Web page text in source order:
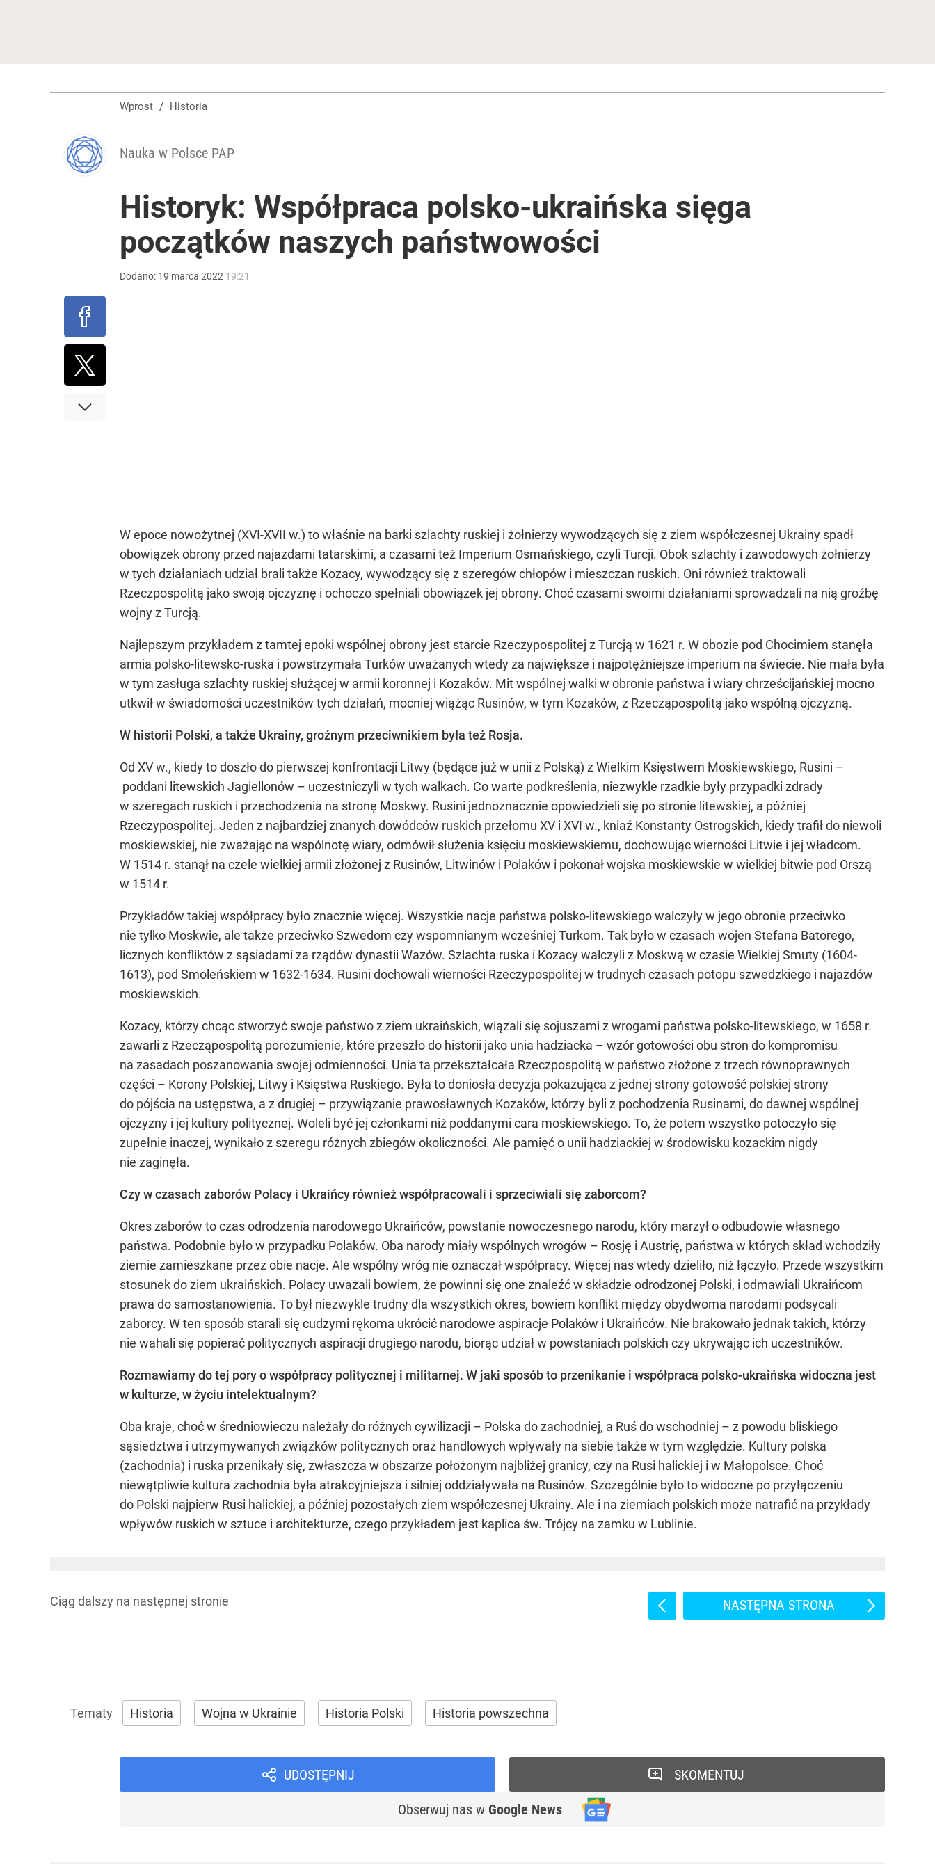
Wprost / Historia
Nauka w Polsce PAP
Historyk: Współpraca polsko-ukraińska sięga
początków naszych państwowości
Dodano: 19 marca 2022 19:21
W epoce nowożytnej (XVI-XVII w.) to właśnie na barki szlachty ruskiej i żołnierzy wywodzących się z ziem współczesnej Ukrainy spadł
obowiązek obrony przed najazdami tatarskimi, a czasami też Imperium Osmańskiego, czyli Turcji. Obok szlachty i zawodowych żołnierzy
w tych działaniach udział brali także Kozacy, wywodzący się z szeregów chłopów i mieszczan ruskich. Oni również traktowali
Rzeczpospolitą jako swoją ojczyznę i ochoczo spełniali obowiązek jej obrony. Choć czasami swoimi działaniami sprowadzali na nią groźbę
wojny z Turcją.
Najlepszym przykładem z tamtej epoki wspólnej obrony jest starcie Rzeczypospolitej z Turcją w 1621 r. W obozie pod Chocimiem stanęła
armia polsko-litewsko-ruska i powstrzymała Turków uważanych wtedy za największe i najpotężniejsze imperium na świecie. Nie mała była
w tym zasługa szlachty ruskiej służącej w armii koronnej i Kozaków. Mit wspólnej walki w obronie państwa i wiary chrześcijańskiej mocno
utkwił w świadomości uczestników tych działań, mocniej wiążąc Rusinów, w tym Kozaków, z Rzecząpospolitą jako wspólną ojczyzną.
W historii Polski, a także Ukrainy, groźnym przeciwnikiem była też Rosja.
Od XV w., kiedy to doszło do pierwszej konfrontacji Litwy (będące już w unii z Polską) z Wielkim Księstwem Moskiewskiego, Rusini –
poddani litewskich Jagiellonów – uczestniczyli w tych walkach. Co warte podkreślenia, niezwykle rzadkie były przypadki zdrady
w szeregach ruskich i przechodzenia na stronę Moskwy. Rusini jednoznacznie opowiedzieli się po stronie litewskiej, a później
Rzeczypospolitej. Jeden z najbardziej znanych dowódców ruskich przełomu XV i XVI w., kniaź Konstanty Ostrogskich, kiedy trafił do niewoli
moskiewskiej, nie zważając na wspólnotę wiary, odmówił służenia księciu moskiewskiemu, dochowując wierności Litwie i jej władcom.
W 1514 r. stanął na czele wielkiej armii złożonej z Rusinów, Litwinów i Polaków i pokonał wojska moskiewskie w wielkiej bitwie pod Orszą
w 1514 r.
Przykładów takiej współpracy było znacznie więcej. Wszystkie nacje państwa polsko-litewskiego walczyły w jego obronie przeciwko
nie tylko Moskwie, ale także przeciwko Szwedom czy wspomnianym wcześniej Turkom. Tak było w czasach wojen Stefana Batorego,
licznych konfliktów z sąsiadami za rządów dynastii Wazów. Szlachta ruska i Kozacy walczyli z Moskwą w czasie Wielkiej Smuty (1604-
1613), pod Smoleńskiem w 1632-1634. Rusini dochowali wierności Rzeczypospolitej w trudnych czasach potopu szwedzkiego i najazdów
moskiewskich.
Kozacy, którzy chcąc stworzyć swoje państwo z ziem ukraińskich, wiązali się sojuszami z wrogami państwa polsko-litewskiego, w 1658 r.
zawarli z Rzecząpospolitą porozumienie, które przeszło do historii jako unia hadziacka – wzór gotowości obu stron do kompromisu
na zasadach poszanowania swojej odmienności. Unia ta przekształcała Rzeczpospolitą w państwo złożone z trzech równoprawnych
części – Korony Polskiej, Litwy i Księstwa Ruskiego. Była to doniosła decyzja pokazująca z jednej strony gotowość polskiej strony
do pójścia na ustępstwa, a z drugiej – przywiązanie prawosławnych Kozaków, którzy byli z pochodzenia Rusinami, do dawnej wspólnej
ojczyzny i jej kultury politycznej. Woleli być jej członkami niż poddanymi cara moskiewskiego. To, że potem wszystko potoczyło się
zupełnie inaczej, wynikało z szeregu różnych zbiegów okoliczności. Ale pamięć o unii hadziackiej w środowisku kozackim nigdy
nie zaginęła.
Czy w czasach zaborów Polacy i Ukraińcy również współpracowali i sprzeciwiali się zaborcom?
Okres zaborów to czas odrodzenia narodowego Ukraińców, powstanie nowoczesnego narodu, który marzył o odbudowie własnego
państwa. Podobnie było w przypadku Polaków. Oba narody miały wspólnych wrogów – Rosję i Austrię, państwa w których skład wchodziły
ziemie zamieszkane przez obie nacje. Ale wspólny wróg nie oznaczał współpracy. Więcej nas wtedy dzieliło, niż łączyło. Przede wszystkim
stosunek do ziem ukraińskich. Polacy uważali bowiem, że powinni się one znaleźć w składzie odrodzonej Polski, i odmawiali Ukraińcom
prawa do samostanowienia. To był niezwykle trudny dla wszystkich okres, bowiem konflikt między obydwoma narodami podsycali
zaborcy. W ten sposób starali się cudzymi rękoma ukrócić narodowe aspiracje Polaków i Ukraińców. Nie brakowało jednak takich, którzy
nie wahali się popierać politycznych aspiracji drugiego narodu, biorąc udział w powstaniach polskich czy ukrywając ich uczestników.
Rozmawiamy do tej pory o współpracy politycznej i militarnej. W jaki sposób to przenikanie i współpraca polsko-ukraińska widoczna jest
w kulturze, w życiu intelektualnym?
Oba kraje, choć w średniowieczu należały do różnych cywilizacji – Polska do zachodniej, a Ruś do wschodniej – z powodu bliskiego
sąsiedztwa i utrzymywanych związków politycznych oraz handlowych wpływały na siebie także w tym względzie. Kultury polska
(zachodnia) i ruska przenikały się, zwłaszcza w obszarze położonym najbliżej granicy, czy na Rusi halickiej i w Małopolsce. Choć
niewątpliwie kultura zachodnia była atrakcyjniejsza i silniej oddziaływała na Rusinów. Szczególnie było to widoczne po przyłączeniu
do Polski najpierw Rusi halickiej, a później pozostałych ziem współczesnej Ukrainy. Ale i na ziemiach polskich może natrafić na przykłady
wpływów ruskich w sztuce i architekturze, czego przykładem jest kaplica św. Trójcy na zamku w Lublinie.
Ciąg dalszy na następnej stronie NASTĘPNA STRONA
Historia Wojna w Ukrainie Historia Polski Historia powszechna
UDOSTĘPNIJ
Obserwuj nas w Google News
SKOMENTUJ